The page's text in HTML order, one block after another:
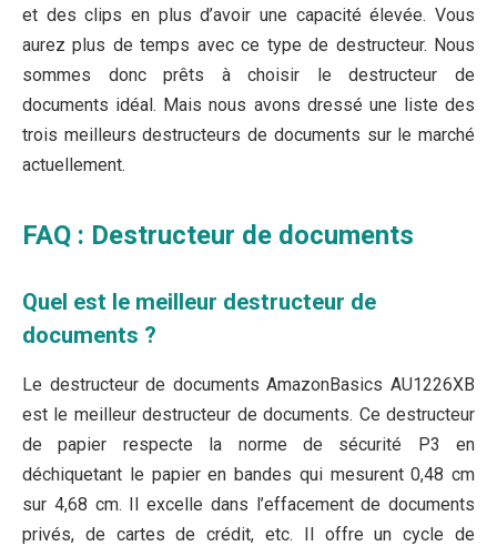
et des clips en plus d’avoir une capacité élevée. Vous
aurez plus de temps avec ce type de destructeur. Nous
sommes donc prêts à choisir le destructeur de
documents idéal. Mais nous avons dressé une liste des
trois meilleurs destructeurs de documents sur le marché
actuellement.
FAQ : Destructeur de documents
Quel est le meilleur destructeur de
documents ?
Le destructeur de documents AmazonBasics AU1226XB
est le meilleur destructeur de documents. Ce destructeur
de papier respecte la norme de sécurité P3 en
déchiquetant le papier en bandes qui mesurent 0,48 cm
sur 4,68 cm. Il excelle dans l’effacement de documents
privés, de cartes de crédit, etc. Il offre un cycle de